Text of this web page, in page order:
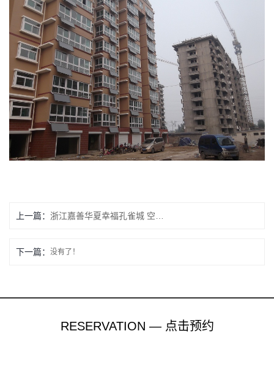
上一篇：
下一篇： 没有了！
RESERVATION — 点击预约